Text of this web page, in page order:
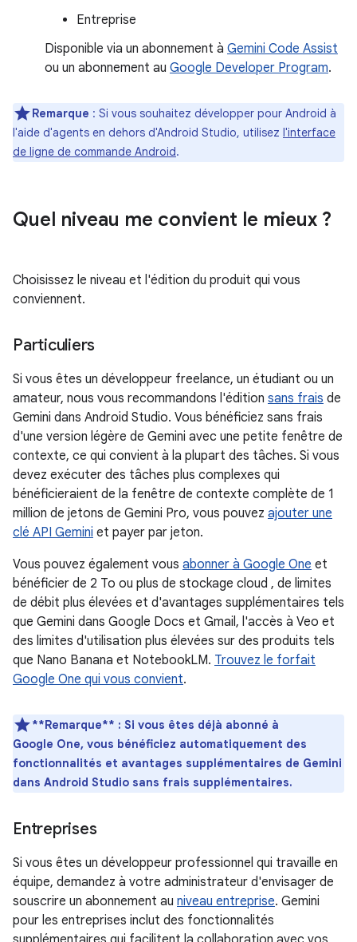
Entreprise
Disponible via un abonnement à Gemini Code Assist
ou un abonnement au Google Developer Program.
Remarque : Si vous souhaitez développer pour Android à
l'aide d'agents en dehors d'Android Studio, utilisez l'interface
de ligne de commande Android.
Quel niveau me convient le mieux ?
Choisissez le niveau et l'édition du produit qui vous
conviennent.
Particuliers
Si vous êtes un développeur freelance, un étudiant ou un
amateur, nous vous recommandons l'édition sans frais de
Gemini dans Android Studio. Vous bénéficiez sans frais
d'une version légère de Gemini avec une petite fenêtre de
contexte, ce qui convient à la plupart des tâches. Si vous
devez exécuter des tâches plus complexes qui
bénéficieraient de la fenêtre de contexte complète de 1
million de jetons de Gemini Pro, vous pouvez ajouter une
clé API Gemini et payer par jeton.
Vous pouvez également vous abonner à Google One et
bénéficier de 2 To ou plus de stockage cloud , de limites
de débit plus élevées et d'avantages supplémentaires tels
que Gemini dans Google Docs et Gmail, l'accès à Veo et
des limites d'utilisation plus élevées sur des produits tels
que Nano Banana et NotebookLM. Trouvez le forfait
Google One qui vous convient.
**Remarque** : Si vous êtes déjà abonné à
Google One, vous bénéficiez automatiquement des
fonctionnalités et avantages supplémentaires de Gemini
dans Android Studio sans frais supplémentaires.
Entreprises
Si vous êtes un développeur professionnel qui travaille en
équipe, demandez à votre administrateur d'envisager de
souscrire un abonnement au niveau entreprise. Gemini
pour les entreprises inclut des fonctionnalités